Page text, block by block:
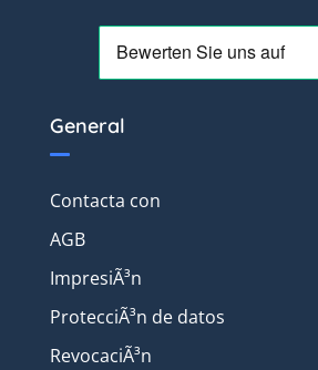
General
Contacta con
AGB
ImpresiÃ³n
ProtecciÃ³n de datos
RevocaciÃ³n